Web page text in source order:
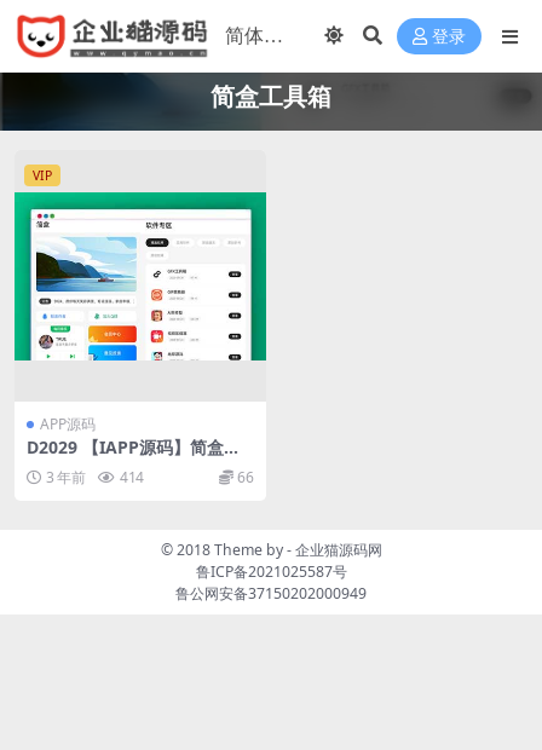
登录
简盒工具箱
VIP
APP源码
D2029 【IAPP源码】简盒工
具箱iapp源码
3 年前 414 66
© 2018 Theme by -企业猫源码网
鲁ICP备2021025587号
鲁公网安备37150202000949